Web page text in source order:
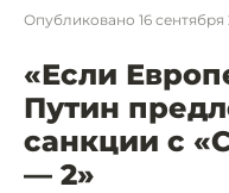
Опубликовано 16 сентября
«Если
Путин
санкции с
— 2»